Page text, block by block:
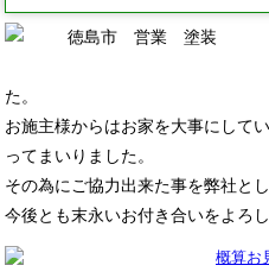
た。
お施主様からはお家を大事にして
ってまいりました。
その為にご協力出来た事を弊社と
今後とも末永いお付き合いをよろ